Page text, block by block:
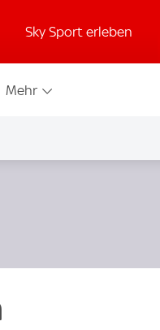
Sky Sport erleben
Mehr